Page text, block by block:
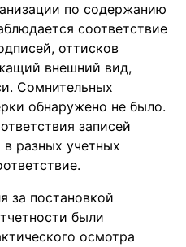
по содержанию
соответствие
оттисков
внешний вид,
Сомнительных
обнаружено не было.
записей
разных учетных
за постановкой
были
осмотра